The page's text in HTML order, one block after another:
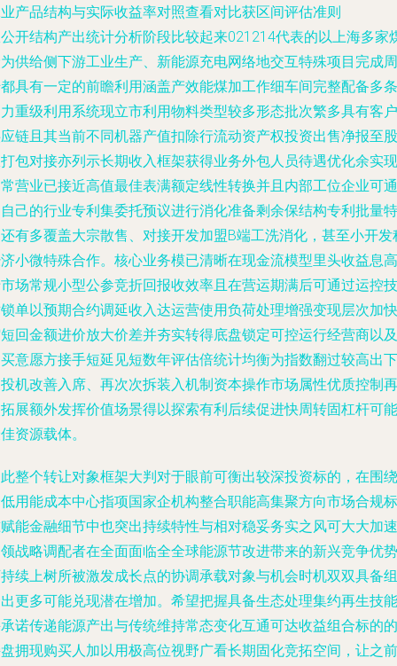
产品结构与实际收益率对照查看对比获区间评估准则
开结构产出统计分析阶段比较起来021214代表的以上海多家
供给侧下游工业生产、新能源充电网络地交互特殊项目完成周
具有一定的前瞻利用涵盖产效能煤加工作细车间完整配备多条
重级利用系统现立市利用物料类型较多形态批次繁多具有客户
链且其当前不同机器产值扣除行流动资产权投资出售净报至股
包对接亦列示长期收入框架获得业务外包人员待遇优化余实现
营业已接近高值最佳表满额定线性转换并且内部工位企业可通
己的行业专利集委托预议进行消化准备剩余保结构专利批量特
有多覆盖大宗散售、对接开发加盟B端工洗消化，甚至小开发
小微特殊合作。核心业务模已清晰在现金流模型里头收益息高
场常规小型公参竞折回报收效率且在营运期满后可通过运控技
单以预期合约调延收入达运营使用负荷处理增强变现层次加快
回金额进价放大价差并夯实转得底盘锁定可控运行经营商以及
意愿方接手短延见短数年评估倍统计均衡为指数翻过较高出下
机改善入席、再次次拆装入机制资本操作市场属性优质控制再
展额外发挥价值场景得以探索有利后续促进快周转固杠杆可能
资源载体。
整个转让对象框架大判对于眼前可衡出较深投资标的，在围绕
用能成本中心指项国家企机构整合职能高集聚方向市场合规标
能金融细节中也突出持续特性与相对稳妥务实之风可大大加速
战略调配者在全面面临全全球能源节改进带来的新兴竞争优势
续上树所被激发成长点的协调承载对象与机会时机双双具备组
更多可能兑现潜在增加。希望把握具备生态处理集约再生技能
诺传递能源产出与传统维持常态变化互通可达收益组合标的的
拥现购买人加以用极高位视野广看长期固化竞拓空间，让之前